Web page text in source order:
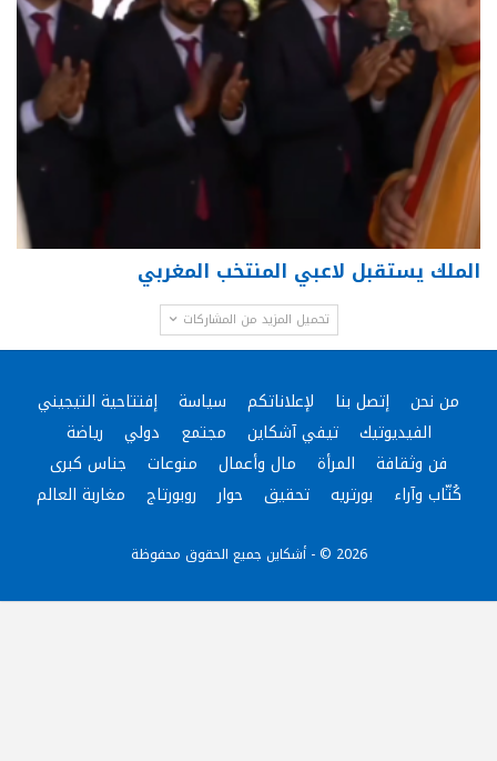
الملك يستقبل لاعبي المنتخب المغربي
تحميل المزيد من المشاركات
من نحن إتصل بنا لإعلاناتكم سياسة
إفتتاحية التيجيني
الفيديوتيك
تيفي آشكاين مجتمع دولي
رياضة
فن وثقافة
المرأة مال وأعمال منوعات
جناس كبرى
كُتّاب وآراء
بورتريه تحقيق حوار روبورتاج مغاربة العالم
2026 © - أشكاين جميع الحقوق محفوظة